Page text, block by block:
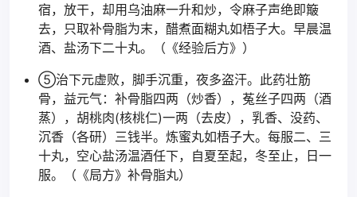
宿，放干，却用乌油麻一升和炒，令麻子声绝即簸
去，只取补骨脂为末，醋煮面糊丸如梧子大。早晨温
酒、盐汤下二十丸。（《经验后方》）
⑤治下元虚败，脚手沉重，夜多盗汗。此药壮筋
骨，益元气：补骨脂四两（炒香），菟丝子四两（酒
蒸），胡桃肉(核桃仁)一两（去皮），乳香、没药、
沉香（各研）三钱半。炼蜜丸如梧子大。每服二、三
十丸，空心盐汤温酒任下，自夏至起，冬至止，日一
服。（《局方》补骨脂丸）